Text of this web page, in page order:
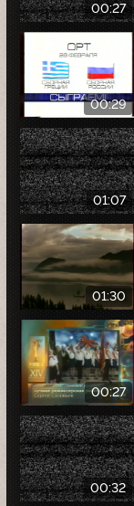
00:27
00:29
01:07
01:30
00:27
00:32